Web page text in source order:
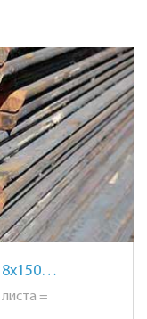
Лист горячекатаный стальной 18х1500х6000мм. ст. 45
=